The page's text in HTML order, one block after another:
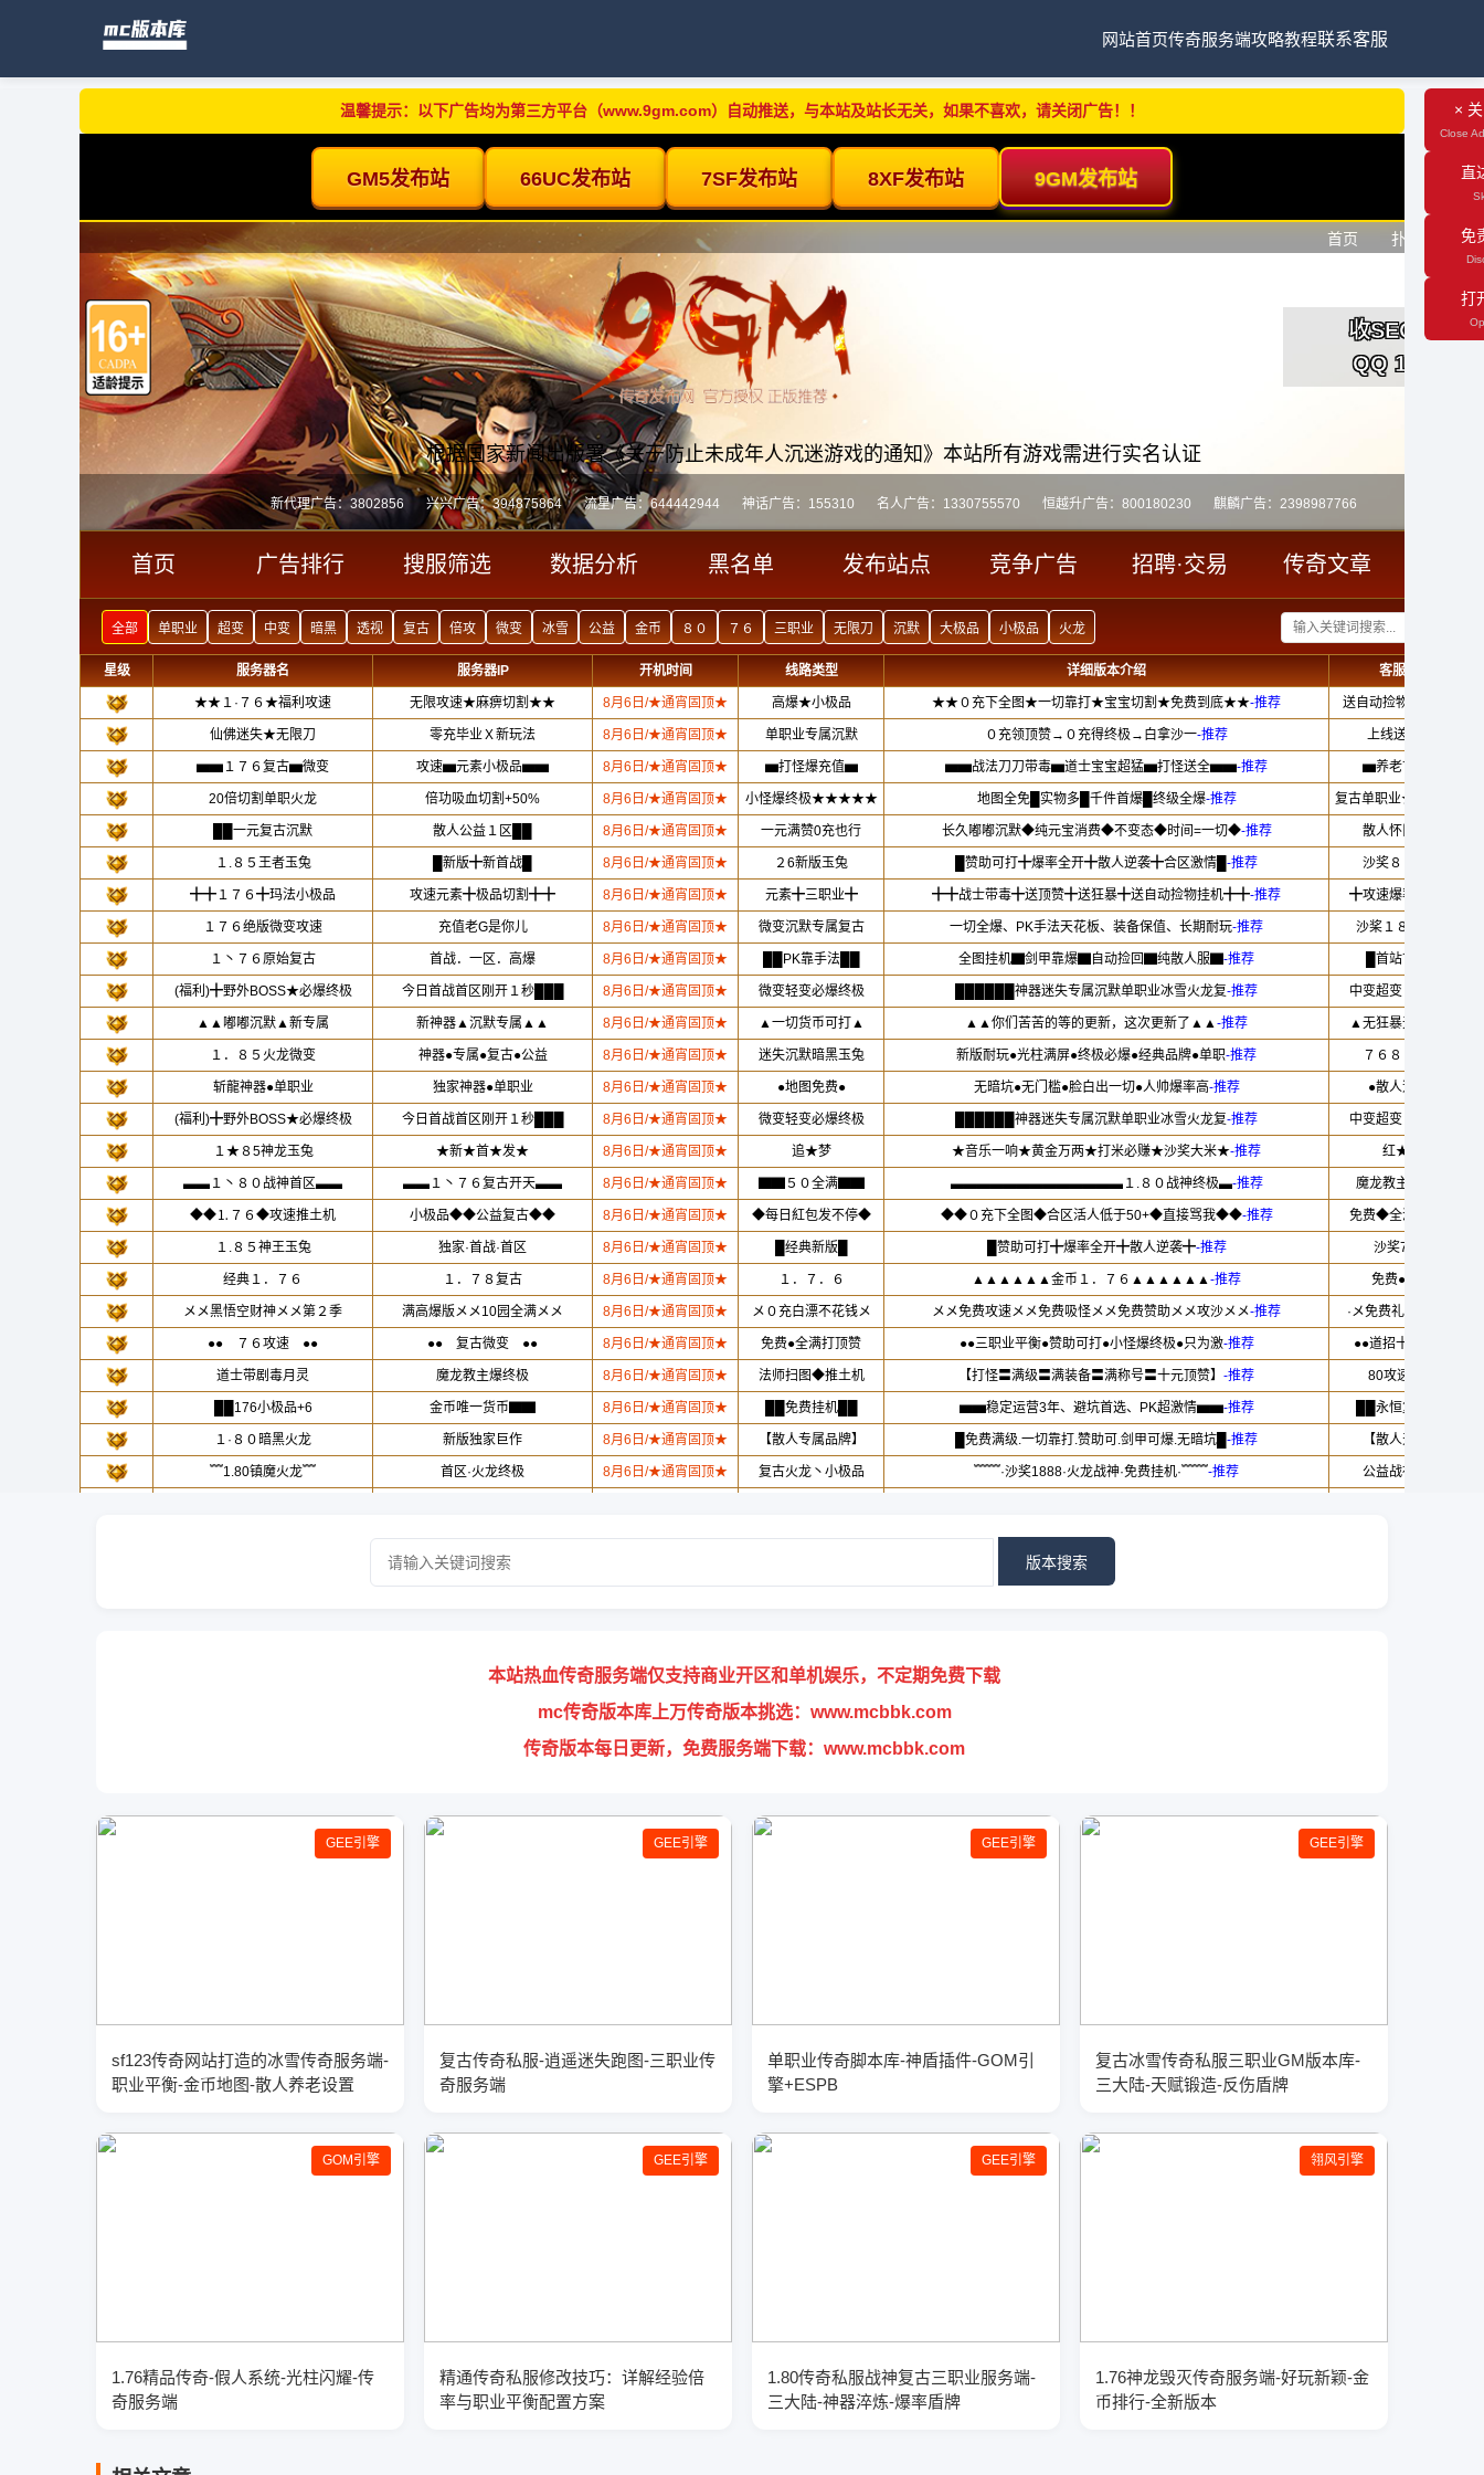
网站首页传奇服务端攻略教程联系客服
温馨提示：以下广告均为第三方平台（www.9gm.com）自动推送，与本站及站长无关，如果不喜欢，请关闭广告！！ ×
Close
直
免
打
版本搜索
本站热血传奇服务端仅支持商业开区和单机娱乐，不定期免费下载
mc传奇版本库上万传奇版本挑选：www.mcbbk.com
传奇版本每日更新，免费服务端下载：www.mcbbk.com
GEE引擎
sf123传奇网站打造的冰雪传奇服务端-
职业平衡-金币地图-散人养老设置
GEE引擎
复古传奇私服-逍遥迷失跑图-三职业传
奇服务端
GEE引擎
单职业传奇脚本库-神盾插件-GOM引
擎+ESPB
GEE引擎
复古冰雪传奇私服三职业GM版本库-
三大陆-天赋锻造-反伤盾牌
GOM引擎
1.76精品传奇-假人系统-光柱闪耀-传
奇服务端
GEE引擎
精通传奇私服修改技巧：详解经验倍
率与职业平衡配置方案
GEE引擎
1.80传奇私服战神复古三职业服务端-
三大陆-神器淬炼-爆率盾牌
翎风引擎
1.76神龙毁灭传奇服务端-好玩新颖-金
币排行-全新版本